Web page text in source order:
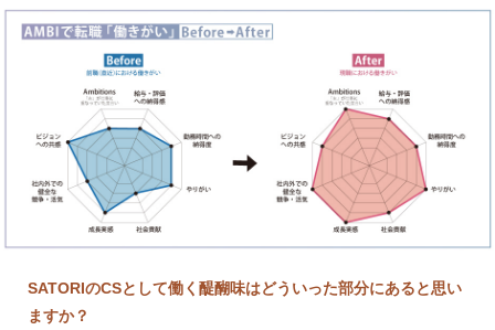
SATORIのCSとして働く醍醐味はどういった部分にあると思い
ますか？